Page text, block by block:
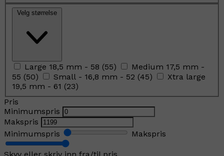
Velg størrelse
Large 18,5 mm - 58 (55)
Medium 17,5 mm -
55 (50) Small - 16,8 mm - 52 (45)
Xtra large
19,5 mm - 61 (23)
Pris
Minimumspris
Makspris
Minimumspris
Makspris